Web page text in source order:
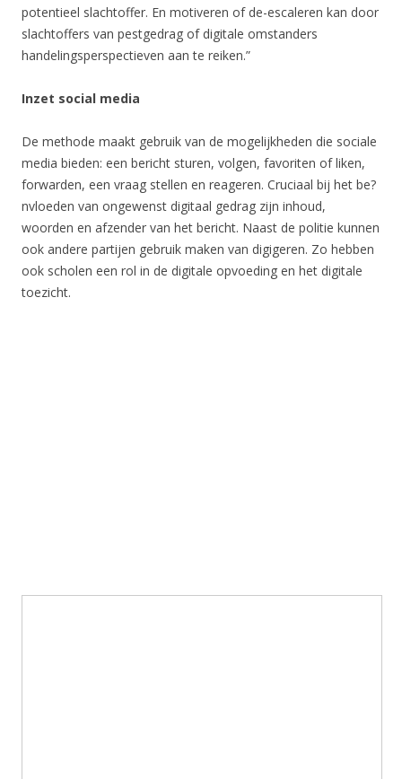
potentieel slachtoffer. En motiveren of de-escaleren kan door
slachtoffers van pestgedrag of digitale omstanders
handelingsperspectieven aan te reiken.”
Inzet social media
De methode maakt gebruik van de mogelijkheden die sociale
media bieden: een bericht sturen, volgen, favoriten of liken,
forwarden, een vraag stellen en reageren. Cruciaal bij het be?
nvloeden van ongewenst digitaal gedrag zijn inhoud,
woorden en afzender van het bericht. Naast de politie kunnen
ook andere partijen gebruik maken van digigeren. Zo hebben
ook scholen een rol in de digitale opvoeding en het digitale
toezicht.